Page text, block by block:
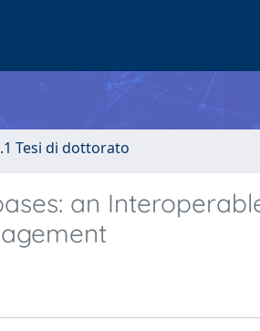
Tesi di dottorato
an